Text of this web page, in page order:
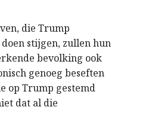
die Trump
stijgen, zullen hun
bevolking ook
genoeg beseften
op Trump gestemd
dat al die